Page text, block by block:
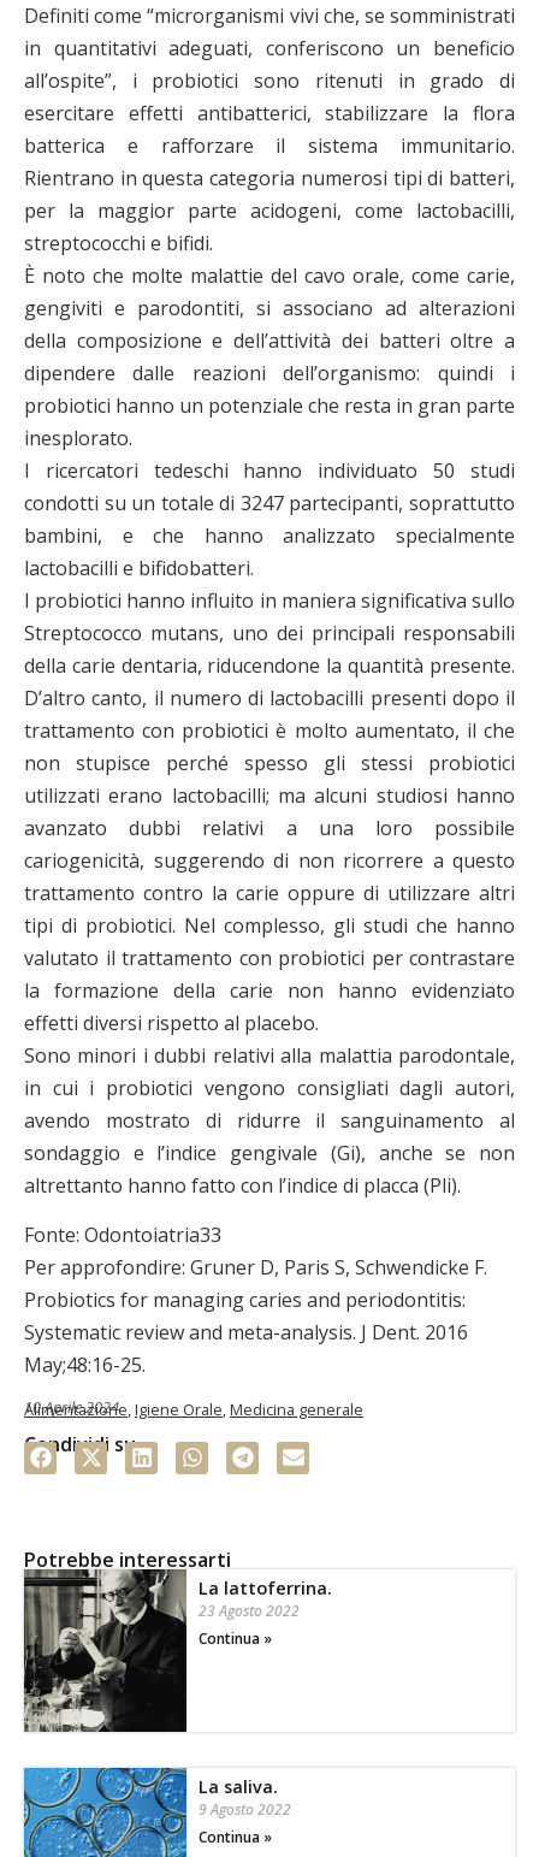
Definiti come “microrganismi vivi che, se somministrati
in quantitativi adeguati, conferiscono un beneficio
all’ospite”, i probiotici sono ritenuti in grado di
esercitare effetti antibatterici, stabilizzare la flora
batterica e rafforzare il sistema immunitario.
Rientrano in questa categoria numerosi tipi di batteri,
per la maggior parte acidogeni, come lactobacilli,
streptococchi e bifidi.
È noto che molte malattie del cavo orale, come carie,
gengiviti e parodontiti, si associano ad alterazioni
della composizione e dell’attività dei batteri oltre a
dipendere dalle reazioni dell’organismo: quindi i
probiotici hanno un potenziale che resta in gran parte
inesplorato.
I ricercatori tedeschi hanno individuato 50 studi
condotti su un totale di 3247 partecipanti, soprattutto
bambini, e che hanno analizzato specialmente
lactobacilli e bifidobatteri.
I probiotici hanno influito in maniera significativa sullo
Streptococco mutans, uno dei principali responsabili
della carie dentaria, riducendone la quantità presente.
D’altro canto, il numero di lactobacilli presenti dopo il
trattamento con probiotici è molto aumentato, il che
non stupisce perché spesso gli stessi probiotici
utilizzati erano lactobacilli; ma alcuni studiosi hanno
avanzato dubbi relativi a una loro possibile
cariogenicità, suggerendo di non ricorrere a questo
trattamento contro la carie oppure di utilizzare altri
tipi di probiotici. Nel complesso, gli studi che hanno
valutato il trattamento con probiotici per contrastare
la formazione della carie non hanno evidenziato
effetti diversi rispetto al placebo.
Sono minori i dubbi relativi alla malattia parodontale,
in cui i probiotici vengono consigliati dagli autori,
avendo mostrato di ridurre il sanguinamento al
sondaggio e l’indice gengivale (Gi), anche se non
altrettanto hanno fatto con l’indice di placca (Pli).
Fonte: Odontoiatria33
Per approfondire: Gruner D, Paris S, Schwendicke F.
Probiotics for managing caries and periodontitis:
Systematic review and meta-analysis. J Dent. 2016
May;48:16-25.
10 Aprile 2024
Alimentazione,Igiene Orale,Medicina generale
Condividi su
Potrebbe interessarti
La lattoferrina.
23 Agosto 2022
Continua »
La saliva.
9 Agosto 2022
Continua »